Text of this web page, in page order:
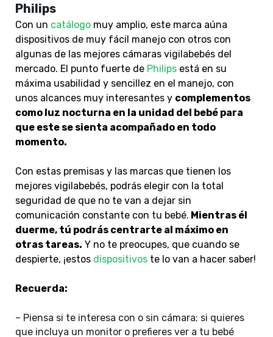
Philips
Con un catálogo muy amplio, este marca aúna
dispositivos de muy fácil manejo con otros con
algunas de las mejores cámaras vigilabebés del
mercado. El punto fuerte de Philips está en su
máxima usabilidad y sencillez en el manejo, con
unos alcances muy interesantes y complementos
como luz nocturna en la unidad del bebé para
que este se sienta acompañado en todo
momento.
Con estas premisas y las marcas que tienen los
mejores vigilabebés, podrás elegir con la total
seguridad de que no te van a dejar sin
comunicación constante con tu bebé. Mientras él
duerme, tú podrás centrarte al máximo en
otras tareas. Y no te preocupes, que cuando se
despierte, ¡estos dispositivos te lo van a hacer saber!
Recuerda:
– Piensa si te interesa con o sin cámara; si quieres
que incluya un monitor o prefieres ver a tu bebé